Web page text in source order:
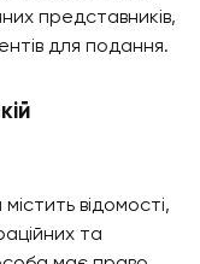
представників,
для подання.
відомості,
та